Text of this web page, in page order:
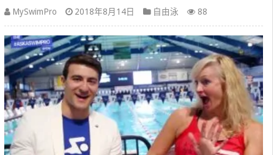
MySwimPro 2018年8月14日 自由泳 88